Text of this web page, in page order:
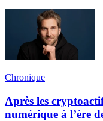
Chronique
Après les
numérique à l’ère